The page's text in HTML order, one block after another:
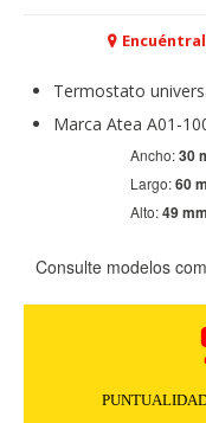
Termostato
Marca Atea A01-
Ancho:30
Largo:60
Alto:49 mm
Consulte modelos
HABILITAR
Cookies